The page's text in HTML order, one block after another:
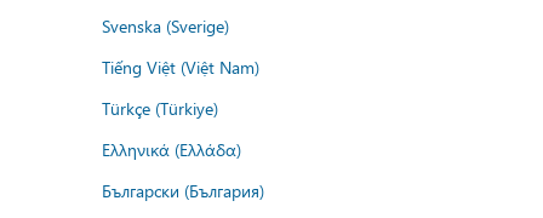
Svenska (Sverige)
Tiếng Việt (Việt Nam)
Türkçe (Türkiye)
Ελληνικά (Ελλάδα)
Български (България)